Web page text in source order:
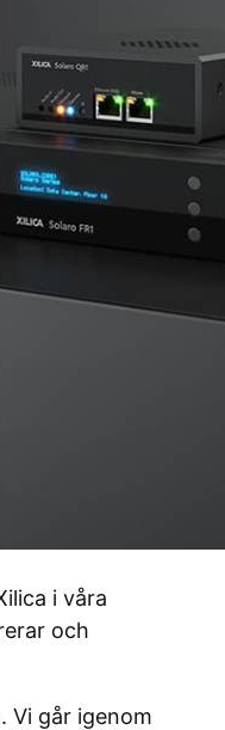
i våra
och
Vi går igenom